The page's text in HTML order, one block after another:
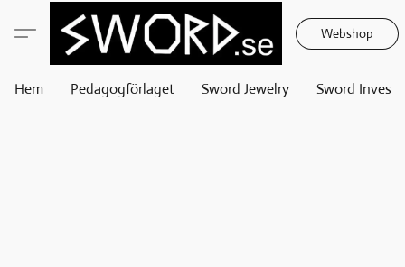
Webshop
Hem Pedagogförlaget Sword Jewelry Sword Invest